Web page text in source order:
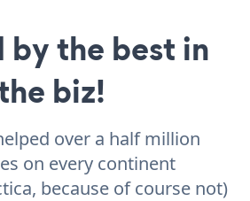
by the best in
biz!
over a half million
on every continent
because of course not)